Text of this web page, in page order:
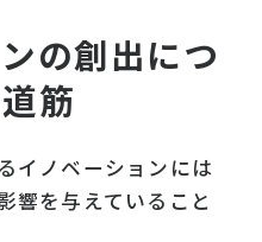
の創出につ
筋
イノベーションには
響を与えていること